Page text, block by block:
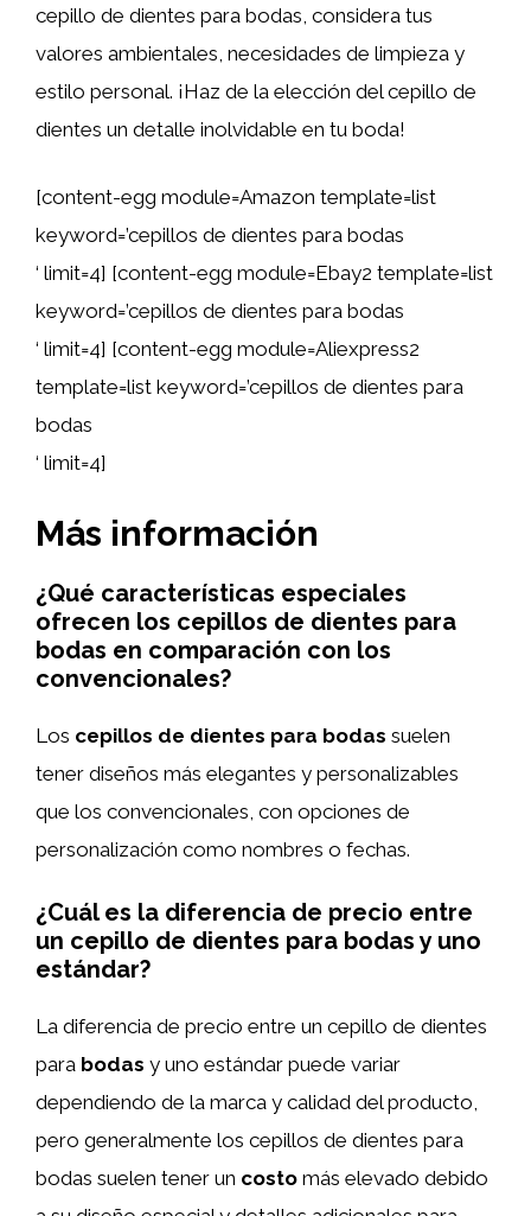
cepillo de dientes para bodas, considera tus
valores ambientales, necesidades de limpieza y
estilo personal. ¡Haz de la elección del cepillo de
dientes un detalle inolvidable en tu boda!
[content-egg module=Amazon template=list
keyword=’cepillos de dientes para bodas
‘ limit=4] [content-egg module=Ebay2 template=list
keyword=’cepillos de dientes para bodas
‘ limit=4] [content-egg module=Aliexpress2
template=list keyword=’cepillos de dientes para
bodas
‘ limit=4]
Más información
¿Qué características especiales
ofrecen los cepillos de dientes para
bodas en comparación con los
convencionales?
Los cepillos de dientes para bodas suelen
tener diseños más elegantes y personalizables
que los convencionales, con opciones de
personalización como nombres o fechas.
¿Cuál es la diferencia de precio entre
un cepillo de dientes para bodas y uno
estándar?
La diferencia de precio entre un cepillo de dientes
para bodas y uno estándar puede variar
dependiendo de la marca y calidad del producto,
pero generalmente los cepillos de dientes para
bodas suelen tener un costo más elevado debido